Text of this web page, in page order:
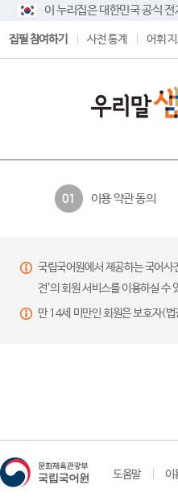
이 누리집은 대한민국 공식
집필 참여하기 사전 통계 어휘
01 이용 약관 동의
국립국어원에서 제공하는 국어사
전’의 회원 서비스를 이용하실 수
만 14세 미만인 회원은 보호자(
도움말 이